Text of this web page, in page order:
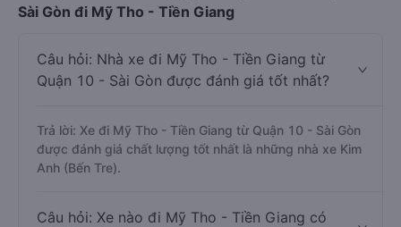
Sài Gòn đi Mỹ Tho - Tiền Giang
Câu hỏi: Nhà xe đi Mỹ Tho - Tiền Giang từ
Quận 10 - Sài Gòn được đánh giá tốt nhất?
Trả lời: Xe đi Mỹ Tho - Tiền Giang từ Quận 10 - Sài Gòn
được đánh giá chất lượng tốt nhất là những nhà xe Kim
Anh (Bến Tre).
Câu hỏi: Xe nào đi Mỹ Tho - Tiền Giang có